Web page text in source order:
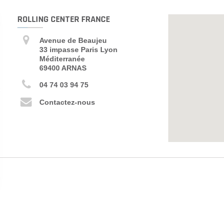
ROLLING CENTER FRANCE
Avenue de Beaujeu
33 impasse Paris Lyon
Méditerranée
69400 ARNAS
04 74 03 94 75
Contactez-nous